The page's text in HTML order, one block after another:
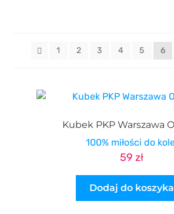
1 2 3 4 5 6
Kubek PKP Warszawa
100% miłości do
59 zł
Dodaj do koszyka